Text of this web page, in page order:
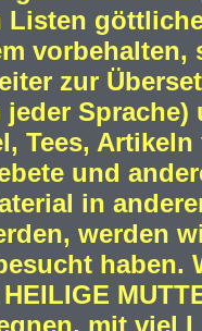
Listen
zur
jeder
Tees,
und
in
werden
mit viel